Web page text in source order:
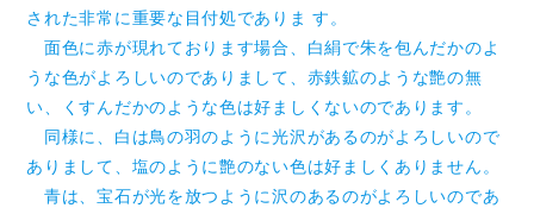
された非常に重要な目付処でありま す。
面色に赤が現れております場合、白絹で朱を包んだかのよ
うな色がよろしいのでありまして、赤鉄鉱のような艶の無
い、くすんだかのような色は好ましくないのであります。
同様に、白は鳥の羽のように光沢があるのがよろしいので
ありまして、塩のように艶のない色は好ましくありません。
青は、宝石が光を放つように沢のあるのがよろしいのであ